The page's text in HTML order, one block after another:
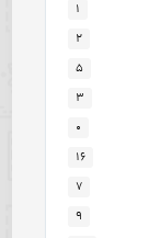
۱
۲
۵
۳
۰
۱۶
۷
۹